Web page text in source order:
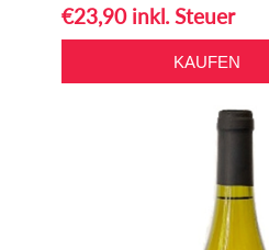
€23,90 inkl. Steuer